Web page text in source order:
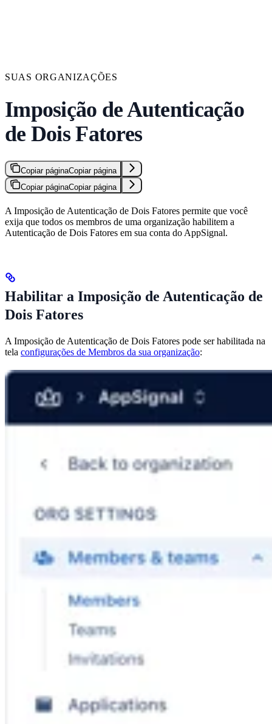
SUAS ORGANIZAÇÕES
Imposição de Autenticação
de Dois Fatores
Copiar páginaCopiar página
Copiar páginaCopiar página
A Imposição de Autenticação de Dois Fatores permite que você
exija que todos os membros de uma organização habilitem a
Autenticação de Dois Fatores em sua conta do AppSignal.
Habilitar a Imposição de Autenticação de
Dois Fatores
A Imposição de Autenticação de Dois Fatores pode ser habilitada na
tela configurações de Membros da sua organização: